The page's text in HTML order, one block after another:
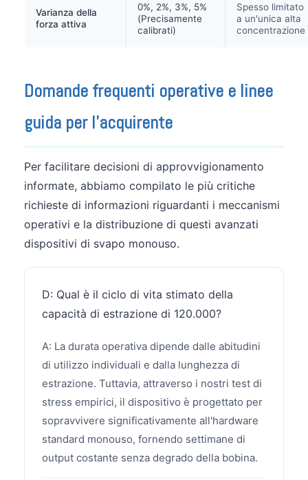
Varianza della
forza attiva
0%, 2%, 3%, 5%
(Precisamente
calibrati)
Spesso limitato
a un'unica alta
concentrazione
Domande frequenti operative e linee
guida per l'acquirente
Per facilitare decisioni di approvvigionamento
informate, abbiamo compilato le più critiche
richieste di informazioni riguardanti i meccanismi
operativi e la distribuzione di questi avanzati
dispositivi di svapo monouso.
D: Qual è il ciclo di vita stimato della
capacità di estrazione di 120.000?
A: La durata operativa dipende dalle abitudini
di utilizzo individuali e dalla lunghezza di
estrazione. Tuttavia, attraverso i nostri test di
stress empirici, il dispositivo è progettato per
sopravvivere significativamente all'hardware
standard monouso, fornendo settimane di
output costante senza degrado della bobina.